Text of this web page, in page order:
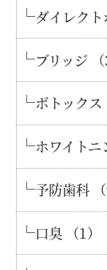
ダイレクト
ブリッジ （
ボトックス
ホワイトニ
予防歯科 （
口臭 （1）